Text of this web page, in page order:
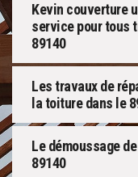
Kevin couverture
service pour tous
89140
Les travaux de
la toiture dans le
Le démoussage
89140